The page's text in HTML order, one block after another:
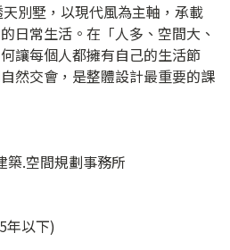
別墅，以現代風為主軸，承載
日常生活。在「人多、空間大、
讓每個人都擁有自己的生活節
然交會，是整體設計最重要的課
築.空間規劃事務所
年以下)